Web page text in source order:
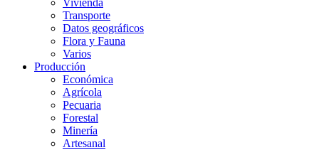
Vivienda
Transporte
Datos geográficos
Flora y Fauna
Varios
Producción
Económica
Agrícola
Pecuaria
Forestal
Minería
Artesanal